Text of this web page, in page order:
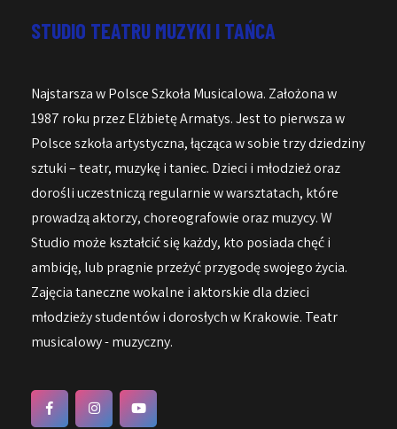
STUDIO TEATRU MUZYKI I TAŃCA
Najstarsza w Polsce Szkoła Musicalowa. Założona w
1987 roku przez Elżbietę Armatys. Jest to pierwsza w
Polsce szkoła artystyczna, łącząca w sobie trzy dziedziny
sztuki – teatr, muzykę i taniec. Dzieci i młodzież oraz
dorośli uczestniczą regularnie w warsztatach, które
prowadzą aktorzy, choreografowie oraz muzycy. W
Studio może kształcić się każdy, kto posiada chęć i
ambicję, lub pragnie przeżyć przygodę swojego życia.
Zajęcia taneczne wokalne i aktorskie dla dzieci
młodzieży studentów i dorosłych w Krakowie. Teatr
musicalowy - muzyczny.